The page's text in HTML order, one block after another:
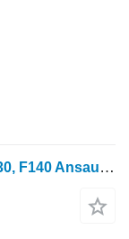
Fiat F, F Dt, F110, F115, F120, F130, F130, F140 Ansaugkrümmer 9841 98413495 für Radtraktor